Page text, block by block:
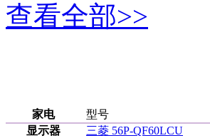
查看全部>>
家电
型号
显示器
三菱 56P-QF60LCU